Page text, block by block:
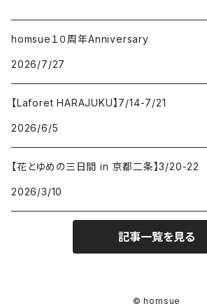
homsue１０周年Anniversary
2026/7/27
【Laforet HARAJUKU】7/14-7/21
2026/6/5
【花とゆめの三日間 in 京都二条】3/20-22
2026/3/10
記事一覧を見る
© homsue